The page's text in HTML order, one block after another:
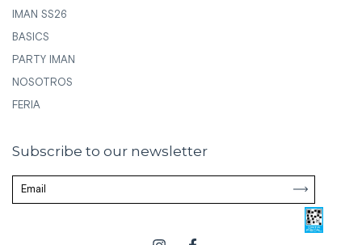
IMAN SS26
BASICS
PARTY IMAN
NOSOTROS
FERIA
Subscribe to our newsletter